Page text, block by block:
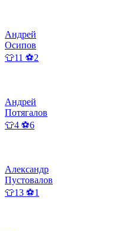
Андрей
Осипов
👕11 ⚽2
Андрей
Потягалов
👕4 ⚽6
Александр
Пустовалов
👕13 ⚽1